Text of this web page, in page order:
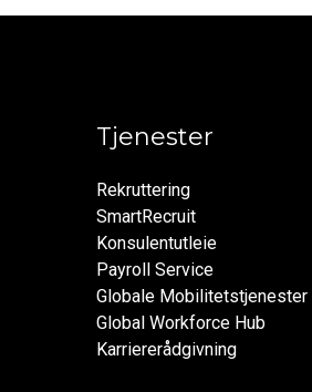
Tjenester
Rekruttering
SmartRecruit
Konsulentutleie
Payroll Service
Globale Mobilitetstjenester
Global Workforce Hub
Karriererådgivning